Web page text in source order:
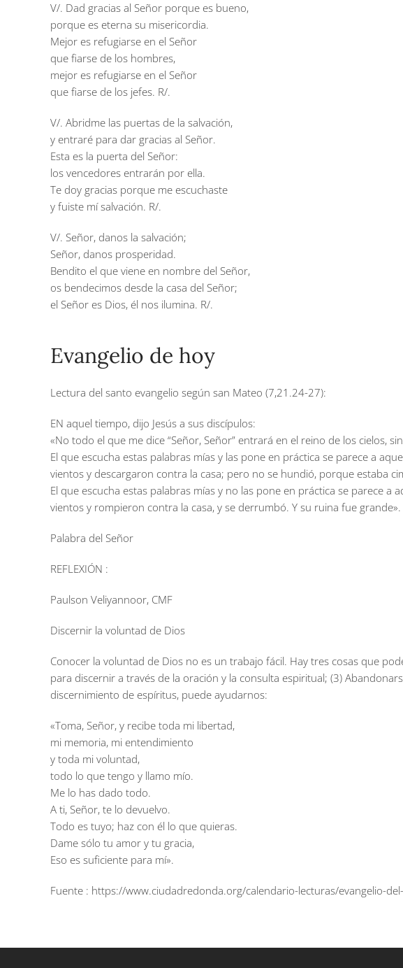
V/. Dad gracias al Señor porque es bueno,
porque es eterna su misericordia.
Mejor es refugiarse en el Señor
que fiarse de los hombres,
mejor es refugiarse en el Señor
que fiarse de los jefes. R/.
V/. Abridme las puertas de la salvación,
y entraré para dar gracias al Señor.
Esta es la puerta del Señor:
los vencedores entrarán por ella.
Te doy gracias porque me escuchaste
y fuiste mí salvación. R/.
V/. Señor, danos la salvación;
Señor, danos prosperidad.
Bendito el que viene en nombre del Señor,
os bendecimos desde la casa del Señor;
el Señor es Dios, él nos ilumina. R/.
Evangelio de hoy
Lectura del santo evangelio según san Mateo (7,21.24-27):
EN aquel tiempo, dijo Jesús a sus discípulos:
«No todo el que me dice “Señor, Señor” entrará en el reino de los cielos,
El que escucha estas palabras mías y las pone en práctica se parece a
vientos y descargaron contra la casa; pero no se hundió, porque estaba
El que escucha estas palabras mías y no las pone en práctica se parece
vientos y rompieron contra la casa, y se derrumbó. Y su ruina fue grande».
Palabra del Señor
REFLEXIÓN :
Paulson Veliyannoor, CMF
Discernir la voluntad de Dios
Conocer la voluntad de Dios no es un trabajo fácil. Hay tres cosas que
para discernir a través de la oración y la consulta espiritual; (3)
discernimiento de espíritus, puede ayudarnos:
«Toma, Señor, y recibe toda mi libertad,
mi memoria, mi entendimiento
y toda mi voluntad,
todo lo que tengo y llamo mío.
Me lo has dado todo.
A ti, Señor, te lo devuelvo.
Todo es tuyo; haz con él lo que quieras.
Dame sólo tu amor y tu gracia,
Eso es suficiente para mí».
Fuente : https://www.ciudadredonda.org/calendario-lecturas/evangelio-